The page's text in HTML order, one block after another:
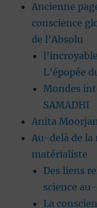
Ancienne
conscience
de l’Absolu
L’épopée
Mondes
SAMADHI
Anita
Au-delà de
matérialiste
Des liens
science
La